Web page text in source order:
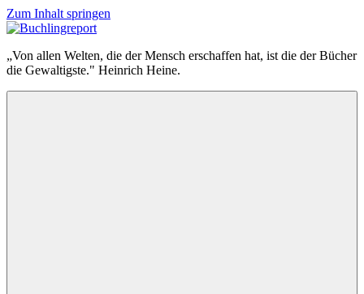
Zum Inhalt springen
Buchlingreport
„Von allen Welten, die der Mensch erschaffen hat, ist die der Bücher
die Gewaltigste." Heinrich Heine.